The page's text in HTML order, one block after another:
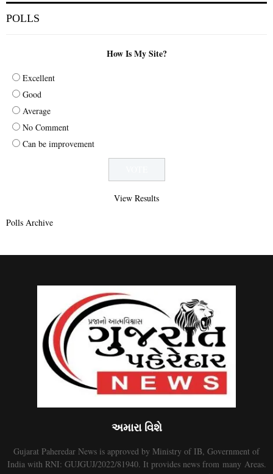
POLLS
How Is My Site?
Excellent
Good
Average
No Comment
Can be improvement
View Results
Polls Archive
અમારા વિશે
Gujarat Paheredar News is approved by Ministry of IB, Government of
India with RNI: GUJGUJ/2022/81940. It provides news from many Areas.